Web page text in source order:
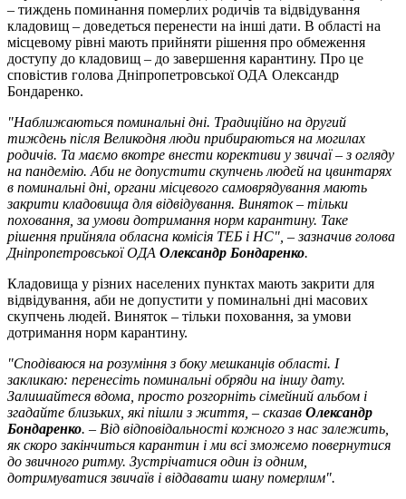
– тиждень поминання померлих родичів та відвідування
кладовищ – доведеться перенести на інші дати. В області на
місцевому рівні мають прийняти рішення про обмеження
доступу до кладовищ – до завершення карантину. Про це
сповістив голова Дніпропетровської ОДА Олександр
Бондаренко.
"Наближаються поминальні дні. Традиційно на другий
тиждень після Великодня люди прибираються на могилах
родичів. Та маємо вкотре внести корективи у звичаї – з огляду
на пандемію. Аби не допустити скупчень людей на цвинтарях
в поминальні дні, органи місцевого самоврядування мають
закрити кладовища для відвідування. Виняток – тільки
поховання, за умови дотримання норм карантину. Таке
рішення прийняла обласна комісія ТЕБ і НС", – зазначив голова
Дніпропетровської ОДА Олександр Бондаренко.
Кладовища у різних населених пунктах мають закрити для
відвідування, аби не допустити у поминальні дні масових
скупчень людей. Виняток – тільки поховання, за умови
дотримання норм карантину.
"Сподіваюся на розуміння з боку мешканців області. І
закликаю: перенесіть поминальні обряди на іншу дату.
Залишайтеся вдома, просто розгорніть сімейний альбом і
згадайте близьких, які пішли з життя, – сказав Олександр
Бондаренко. – Від відповідальності кожного з нас залежить,
як скоро закінчиться карантин і ми всі зможемо повернутися
до звичного ритму. Зустрічатися один із одним,
дотримуватися звичаїв і віддавати шану померлим".